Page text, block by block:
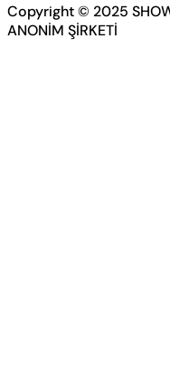
Copyright © 2025
ANONİM ŞİRKETİ